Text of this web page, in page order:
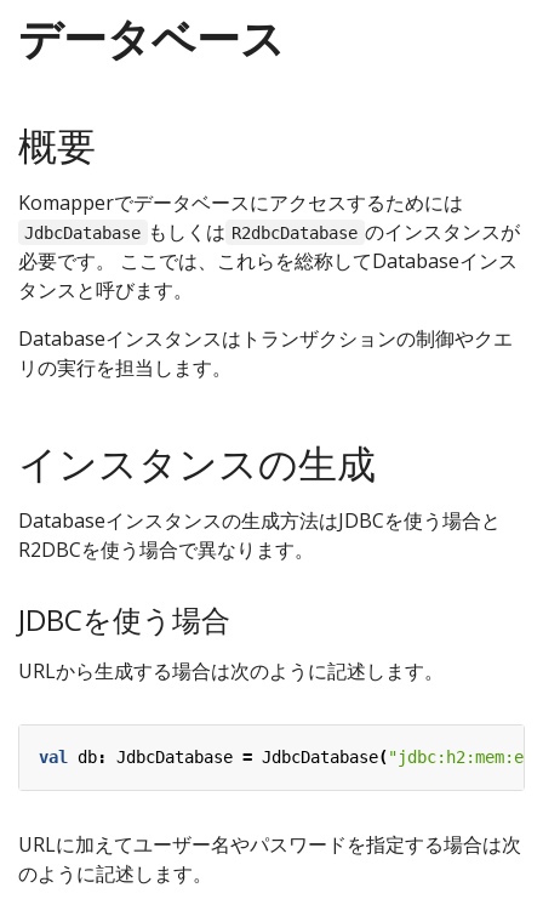
データベース
概要
Komapperでデータベースにアクセスするためには
JdbcDatabase もしくは R2dbcDatabase のインスタンスが
必要です。 ここでは、これらを総称してDatabaseインス
タンスと呼びます。
Databaseインスタンスはトランザクションの制御やクエ
リの実行を担当します。
インスタンスの生成
Databaseインスタンスの生成方法はJDBCを使う場合と
R2DBCを使う場合で異なります。
JDBCを使う場合
URLから生成する場合は次のように記述します。
val db: JdbcDatabase = JdbcDatabase(
URLに加えてユーザー名やパスワードを指定する場合は次
のように記述します。